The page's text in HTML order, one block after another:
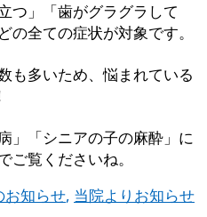
つ」「歯がグラグラして
の全ての症状が対象です。
も多いため、悩まれている
」「シニアの子の麻酔」に
ご覧くださいね。
お知らせ, 当院よりお知らせ